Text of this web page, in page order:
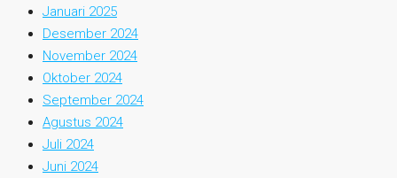
Januari 2025
Desember 2024
November 2024
Oktober 2024
September 2024
Agustus 2024
Juli 2024
Juni 2024